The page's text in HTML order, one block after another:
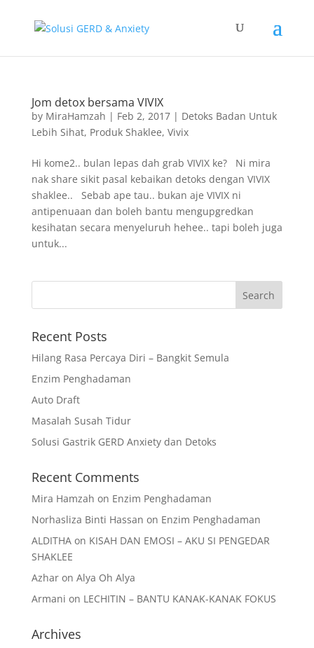
Jom detox bersama VIVIX
by MiraHamzah | Feb 2, 2017| Detoks Badan Untuk
Lebih Sihat, Produk Shaklee, Vivix
Hi kome2.. bulan lepas dah grab VIVIX ke? Ni mira
nak share sikit pasal kebaikan detoks dengan VIVIX
shaklee.. Sebab ape tau.. bukan aje VIVIX ni
antipenuaan dan boleh bantu mengupgredkan
kesihatan secara menyeluruh hehee.. tapi boleh juga
untuk...
Recent Posts
Hilang Rasa Percaya Diri – Bangkit Semula
Enzim Penghadaman
Auto Draft
Masalah Susah Tidur
Solusi Gastrik GERD Anxiety dan Detoks
Recent Comments
Mira Hamzah on Enzim Penghadaman
Norhasliza Binti Hassan on Enzim Penghadaman
ALDITHAon KISAH DAN EMOSI – AKU SI PENGEDAR
SHAKLEE
Azharon Alya Oh Alya
Armani on LECHITIN – BANTU KANAK-KANAK FOKUS
Archives